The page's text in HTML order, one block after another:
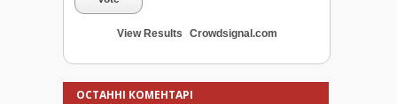
View Results Crowdsignal.com
ОСТАННІ КОМЕНТАРІ